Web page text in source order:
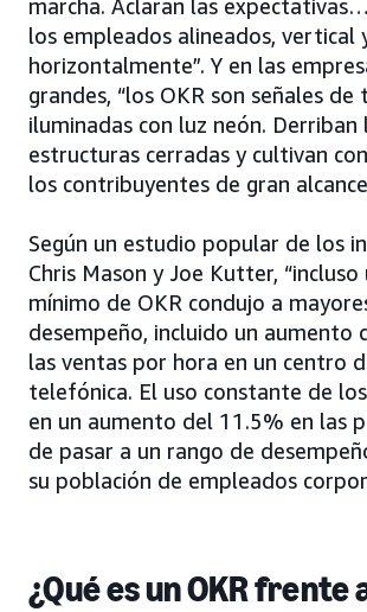
marcha. Aclaran las
los empleados alineados, vertical
horizontalmente”. Y en las
grandes, “los OKR son señales de
iluminadas con luz neón. Derriban
estructuras cerradas y cultivan
los contribuyentes de gran
Según un estudio popular de los
Chris Mason y Joe Kutter, “incluso
mínimo de OKR condujo a
desempeño, incluido un aumento
las ventas por hora en un centro
telefónica. El uso constante de
en un aumento del 11.5% en las
de pasar a un rango de
su población de empleados
¿Qué es un OKR frente